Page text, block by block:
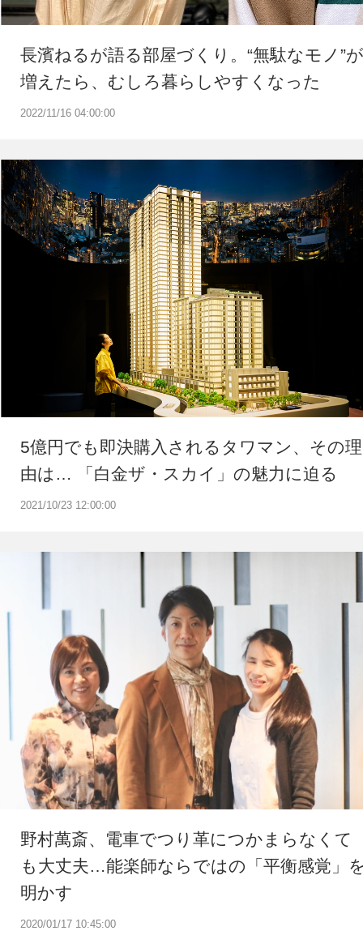
2022/11/16 04:00:00
長濱ねるが語る部屋づくり。“無駄なモノ”が
増えたら、むしろ暮らしやすくなった
2021/10/23 12:00:00
5億円でも即決購入されるタワマン、その理
由は… 「白金ザ・スカイ」の魅力に迫る
2020/01/17 10:45:00
野村萬斎、電車でつり革につかまらなくて
も大丈夫…能楽師ならではの「平衡感覚」
明かす